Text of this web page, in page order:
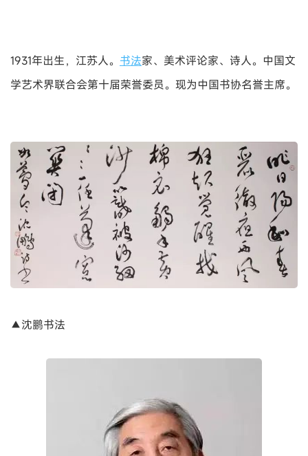
1931年出生，江苏人。 书法家、美术评论家、诗人。中国文
学艺术界联合会第十届荣誉委员。现为中国书协名誉主席。
▲沈鹏书法